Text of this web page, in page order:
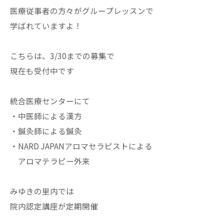
医療従事者の方々がグループレッスンで
学ばれていますよ！
こちらは、3/30までの募集で
現在も受付中です
統合医療センターにて
・中医師による漢方
・鍼灸師による鍼灸
・NARD JAPANアロマセラピストによる
アロマテラピー外来
みゆきの里内では
院内認定講座が定期開催